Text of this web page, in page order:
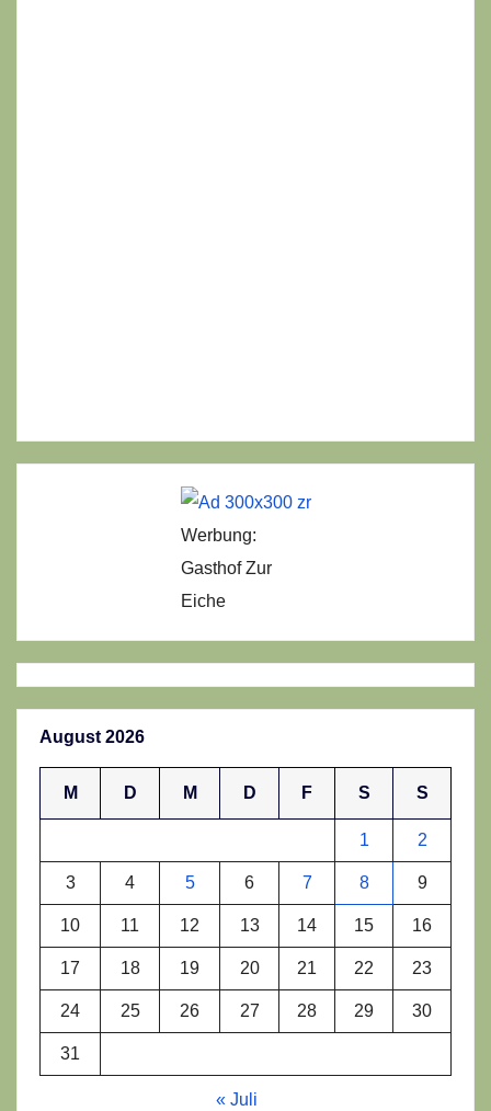
Werbung:
Gasthof Zur
Eiche
August 2026
M D M D F S S
1 2
3 4 5 6 7 8 9
10 11 12 13 14 15 16
17 18 19 20 21 22 23
24 25 26 27 28 29 30
31
« Juli